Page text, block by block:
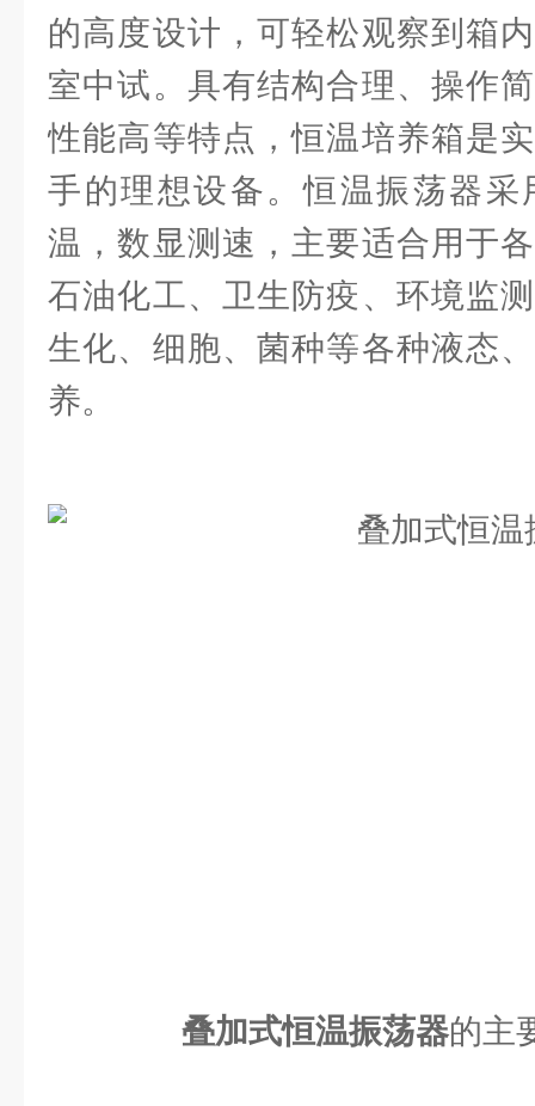
的高度设计，可轻松观察到箱
室中试。具有结构合理、操作
性能高等特点，恒温培养箱是
手的理想设备。恒温振荡器采
温，数显测速，主要适合用于
石油化工、卫生防疫、环境监
生化、细胞、菌种等各种液态
养。
叠加式恒温振荡器的主